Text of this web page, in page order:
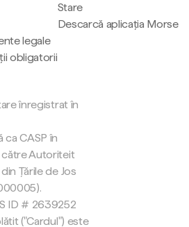
legale
obligatorii
Stare
Descarcă aplicația Morse
înregistrat în
ca CASP în
Autoriteit
Țările de Jos
ID # 2639252
("Cardul") este